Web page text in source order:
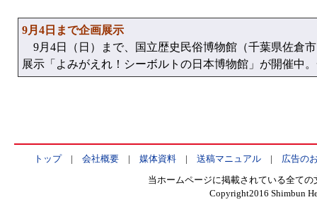
9月4日まで企画展示
9月4日（日）まで、国立歴史民俗博物館（千葉県佐倉
展示「よみがえれ！シーボルトの日本博物館」が開催中。
トップ| 会社概要| 媒体資料| 送稿マニュアル| 広告の
当ホームページに掲載されている全て
Copyright2016 Shimbun